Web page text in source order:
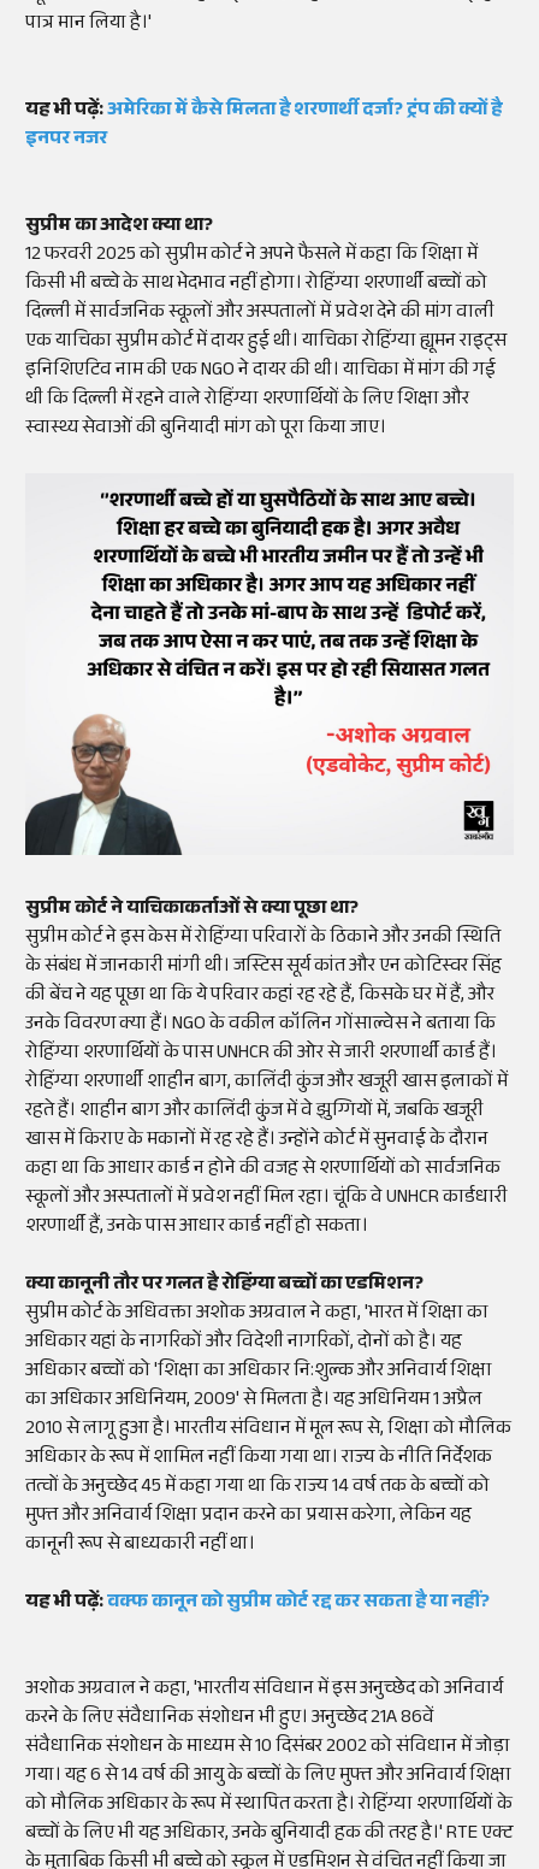
पात्र मान लिया है।'
यह भी पढ़ें:अमेरिका में कैसे मिलता है शरणार्थी दर्जा? ट्रंप की क्यों है
इनपर नजर
सुप्रीम का आदेश क्या था?
12 फरवरी 2025 को सुप्रीम कोर्ट ने अपने फैसले में कहा कि शिक्षा में
किसी भी बच्चे के साथ भेदभाव नहीं होगा। रोहिंग्या शरणार्थी बच्चों को
दिल्ली में सार्वजनिक स्कूलों और अस्पतालों में प्रवेश देने की मांग वाली
एक याचिका सुप्रीम कोर्ट में दायर हुई थी। याचिका रोहिंग्या ह्यूमन राइट्स
इनिशिएटिव नाम की एक NGO ने दायर की थी। याचिका में मांग की गई
थी कि दिल्ली में रहने वाले रोहिंग्या शरणार्थियों के लिए शिक्षा और
स्वास्थ्य सेवाओं की बुनियादी मांग को पूरा किया जाए।
सुप्रीम कोर्ट ने याचिकाकर्ताओं से क्या पूछा था?
सुप्रीम कोर्ट ने इस केस में रोहिंग्या परिवारों के ठिकाने और उनकी स्थिति
के संबंध में जानकारी मांगी थी। जस्टिस सूर्य कांत और एन कोटिस्वर सिंह
की बेंच ने यह पूछा था कि ये परिवार कहां रह रहे हैं, किसके घर में हैं, और
उनके विवरण क्या हैं। NGO के वकील कॉलिन गोंसाल्वेस ने बताया कि
रोहिंग्या शरणार्थियों के पास UNHCR की ओर से जारी शरणार्थी कार्ड हैं।
रोहिंग्या शरणार्थी शाहीन बाग, कालिंदी कुंज और खजूरी खास इलाकों में
रहते हैं। शाहीन बाग और कालिंदी कुंज में वे झुग्गियों में, जबकि खजूरी
खास में किराए के मकानों में रह रहे हैं। उन्होंने कोर्ट में सुनवाई के दौरान
कहा था कि आधार कार्ड न होने की वजह से शरणार्थियों को सार्वजनिक
स्कूलों और अस्पतालों में प्रवेश नहीं मिल रहा। चूंकि वे UNHCR कार्डधारी
शरणार्थी हैं, उनके पास आधार कार्ड नहीं हो सकता।
क्या कानूनी तौर पर गलत है रोहिंग्या बच्चों का एडमिशन?
सुप्रीम कोर्ट के अधिवक्ता अशोक अग्रवाल ने कहा, 'भारत में शिक्षा का
अधिकार यहां के नागरिकों और विदेशी नागरिकों, दोनों को है। यह
अधिकार बच्चों को 'शिक्षा का अधिकार नि:शुल्क और अनिवार्य शिक्षा
का अधिकार अधिनियम, 2009' से मिलता है। यह अधिनियम 1 अप्रैल
2010 से लागू हुआ है। भारतीय संविधान में मूल रूप से, शिक्षा को मौलिक
अधिकार के रूप में शामिल नहीं किया गया था। राज्य के नीति निर्देशक
तत्वों के अनुच्छेद 45 में कहा गया था कि राज्य 14 वर्ष तक के बच्चों को
मुफ्त और अनिवार्य शिक्षा प्रदान करने का प्रयास करेगा, लेकिन यह
कानूनी रूप से बाध्यकारी नहीं था।
यह भी पढ़ें:वक्फ कानून को सुप्रीम कोर्ट रद्द कर सकता है या नहीं?
अशोक अग्रवाल ने कहा, 'भारतीय संविधान में इस अनुच्छेद को अनिवार्य
करने के लिए संवैधानिक संशोधन भी हुए। अनुच्छेद 21A 86वें
संवैधानिक संशोधन के माध्यम से 10 दिसंबर 2002 को संविधान में जोड़ा
गया। यह 6 से 14 वर्ष की आयु के बच्चों के लिए मुफ्त और अनिवार्य शिक्षा
को मौलिक अधिकार के रूप में स्थापित करता है। रोहिंग्या शरणार्थियों के
बच्चों के लिए भी यह अधिकार, उनके बुनियादी हक की तरह है।' RTE एक्ट